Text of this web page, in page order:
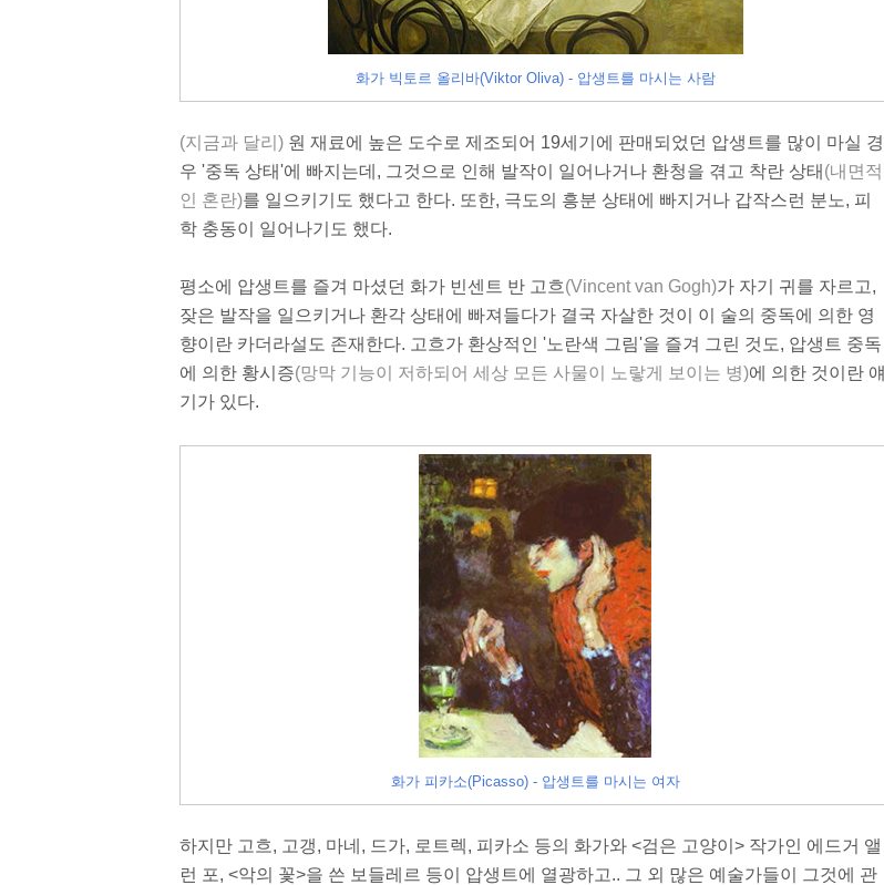
화가 빅토르 올리바(Viktor Oliva) - 압생트를 마시는 사람
(지금과 달리) 원 재료에 높은 도수로 제조되어 19세기에 판매되었던 압생트를 많이 마실 경
우 '중독 상태'에 빠지는데, 그것으로 인해 발작이 일어나거나 환청을 겪고 착란 상태 (내면적
인 혼란)를 일으키기도 했다고 한다. 또한, 극도의 흥분 상태에 빠지거나 갑작스런 분노, 피
학 충동이 일어나기도 했다.
평소에 압생트를 즐겨 마셨던 화가 빈센트 반 고흐(Vincent van Gogh)가 자기 귀를 자르고,
잦은 발작을 일으키거나 환각 상태에 빠져들다가 결국 자살한 것이 이 술의 중독에 의한 영
향이란 카더라설도 존재한다. 고흐가 환상적인 '노란색 그림'을 즐겨 그린 것도, 압생트 중독
에 의한 황시증(망막 기능이 저하되어 세상 모든 사물이 노랗게 보이는 병)에 의한 것이란 얘
기가 있다.
화가 피카소(Picasso) - 압생트를 마시는 여자
하지만 고흐, 고갱, 마네, 드가, 로트렉, 피카소 등의 화가와 <검은 고양이> 작가인 에드거 앨
런 포, <악의 꽃>을 쓴 보들레르 등이 압생트에 열광하고.. 그 외 많은 예술가들이 그것에 관